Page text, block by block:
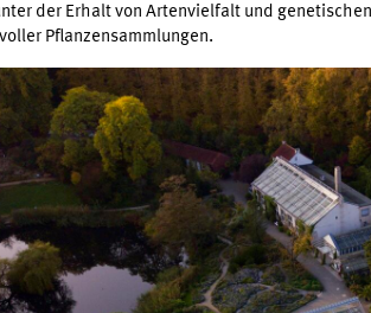
der Erhalt von Artenvielfalt und
Pflanzensammlungen.